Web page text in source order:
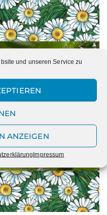
und unseren Service zu
ANZEIGEN
Impressum